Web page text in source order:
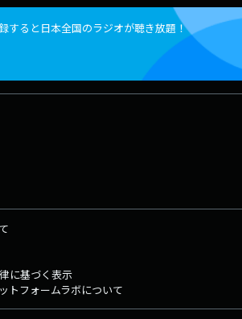
すると日本全国のラジオが聴き放題！
に基づく表示
トフォームラボについて